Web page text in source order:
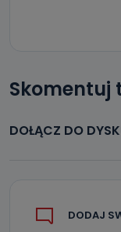
Skomentuj
DOŁĄCZ DO
DODAJ